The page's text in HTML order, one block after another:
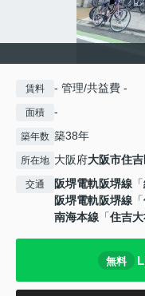
賃料 - 管理/共益費 -
面積 -
築年数 築38年
所在地 大阪府大阪市住
交通 阪堺電軌阪堺線 「
阪堺電軌阪堺線 「
南海本線 「住吉
無料